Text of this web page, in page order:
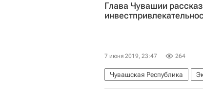
Глава Чувашии
7 июня 2019, 23:47 264
Чувашская Республика
Михаил Игнатьев
Фонд